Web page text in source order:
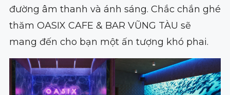
đường âm thanh và ánh sáng. Chắc chắn ghé
thăm OASIX CAFE & BAR VŨNG TÀU sẽ
mang đến cho bạn một ấn tượng khó phai.